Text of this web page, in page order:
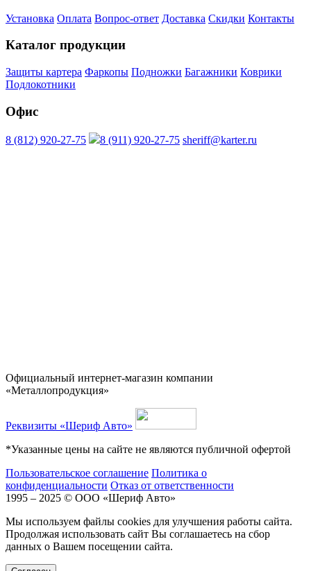
Установка Оплата Вопрос-ответ Доставка Скидки Контакты
Каталог продукции
Защиты картера Фаркопы Подножки Багажники Коврики
Подлокотники
Офис
8 (812) 920-27-75 8 (911) 920-27-75 sheriff@karter.ru
Официальный интернет-магазин компании
«Металлопродукция»
Реквизиты «Шериф Авто»
*Указанные цены на сайте не являются публичной офертой
Пользовательское соглашение Политика о
конфиденциальности Отказ от ответственности
1995 – 2025 © ООО «Шериф Авто»
Мы используем файлы cookies для улучшения работы сайта.
Продолжая использовать сайт Вы соглашаетесь на сбор
данных о Вашем посещении сайта.